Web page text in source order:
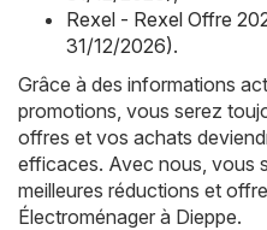
Rexel - Rexel Offre
31/12/2026).
Grâce à des informations
promotions, vous serez
offres et vos achats
efficaces. Avec nous, vous
meilleures réductions et
Électroménager à Dieppe.